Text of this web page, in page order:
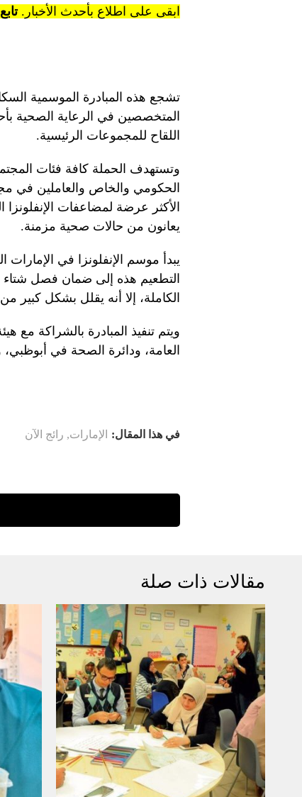
ابقى على اطلاع بأحدث الأخبار.تابع KT على قنوات WhatsApp.
تشجع هذه المبادرة الموسمية
المتخصصين في الرعاية الصحية
اللقاح للمجموعات الرئيسية.
وتستهدف الحملة كافة فئات
الحكومي والخاص والعاملين في
الأكثر عرضة لمضاعفات
يعانون من حالات صحية مزمنة.
يبدأ موسم الإنفلونزا في
التطعيم هذه إلى ضمان فصل شتاء
الكاملة، إلا أنه يقلل بشكل
ويتم تنفيذ المبادرة بالشراكة مع
العامة، ودائرة الصحة في
في هذا المقال: الإمارات, رائج الآن
مقالات ذات صلة